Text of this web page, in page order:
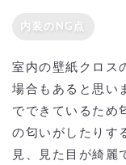
内装のNG点
室内の壁紙クロス
場合もあると思い
でできているため
の匂いがしたりす
見、見た目が綺麗